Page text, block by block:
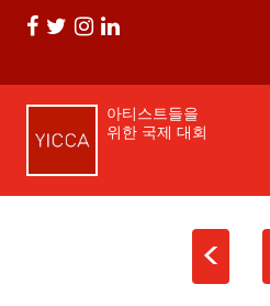
아티스트들을
위한 국제 대회
<